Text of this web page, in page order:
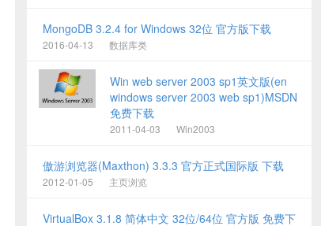
MongoDB 3.2.4 for Windows 32位 官方版下载
2016-04-13 数据库类
Win web server 2003 sp1英文版(en
windows server 2003 web sp1)MSDN
免费下载
2011-04-03 Win2003
傲游浏览器(Maxthon) 3.3.3 官方正式国际版 下载
2012-01-05 主页浏览
VirtualBox 3.1.8 简体中文 32位/64位 官方版 免费下